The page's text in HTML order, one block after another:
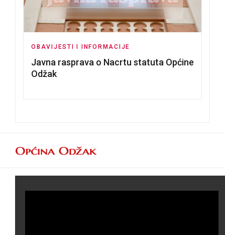
OBAVIJESTI I INFORMACIJE
Javna rasprava o Nacrtu statuta Općine
Odžak